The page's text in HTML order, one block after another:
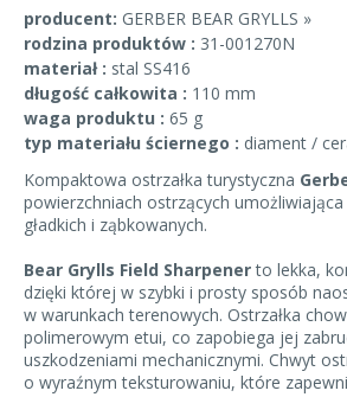
producent: GERBER BEAR GRYLLS »
rodzina produktów : 31-001270N
materiał : stal SS416
długość całkowita : 110 mm
waga produktu : 65 g
typ materiału ściernego : diament /
Kompaktowa ostrzałka turystyczna
powierzchniach ostrzących
gładkich i ząbkowanych.
Bear Grylls Field Sharpenerto lekka,
dzięki której w szybki i prosty sposób
w warunkach terenowych. Ostrzałka
polimerowym etui, co zapobiega jej
uszkodzeniami mechanicznymi. Chwyt
o wyraźnym teksturowaniu, które